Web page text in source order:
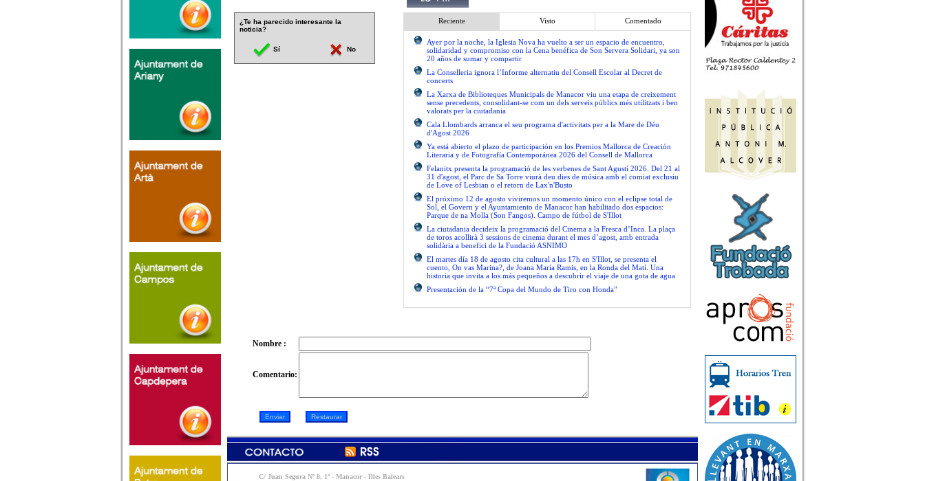
¿Te ha parecido interesante la
noticia?
Sí No
Reciente Visto Comentado
Ayer por la noche, la Iglesia Nova ha vuelto a ser un espacio de encuentro,
solidaridad y compromiso con la Cena benéfica de Son Servera Solidari, ya son
20 años de sumar y compartir
La Conselleria ignora l’Informe alternatiu del Consell Escolar al Decret de
concerts
La Xarxa de Biblioteques Municipals de Manacor viu una etapa de creixement
sense precedents, consolidant-se com un dels serveis públics més utilitzats i ben
valorats per la ciutadania
Cala Llombards arranca el seu programa d'activitats per a la Mare de Déu
d'Agost 2026
Ya está abierto el plazo de participación en los Premios Mallorca de Creación
Literaria y de Fotografía Contemporánea 2026 del Consell de Mallorca
Felanitx presenta la programació de les verbenes de Sant Agustí 2026. Del 21 al
31 d'agost, el Parc de Sa Torre viurà deu dies de música amb el comiat exclusiu
de Love of Lesbian o el retorn de Lax'n'Busto
El próximo 12 de agosto viviremos un momento único con el eclipse total de
Sol, el Govern y el Ayuntamiento de Manacor han habilitado dos espacios:
Parque de na Molla (Son Fangos). Campo de fútbol de S'Illot
La ciutadania decideix la programació del Cinema a la Fresca d’Inca. La plaça
de toros acollirà 3 sessions de cinema durant el mes d’agost, amb entrada
solidària a benefici de la Fundació ASNIMO
El martes día 18 de agosto cita cultural a las 17h en S'Illot, se presenta el
cuento, On vas Marina?, de Joana María Ramis, en la Ronda del Matí. Una
historia que invita a los más pequeños a descubrir el viaje de una gota de agua
Presentación de la “7ª Copa del Mundo de Tiro con Honda”
Nombre :
Comentario:
C/ Juan Segura Nº 8, 1º - Manacor - Illes Balears